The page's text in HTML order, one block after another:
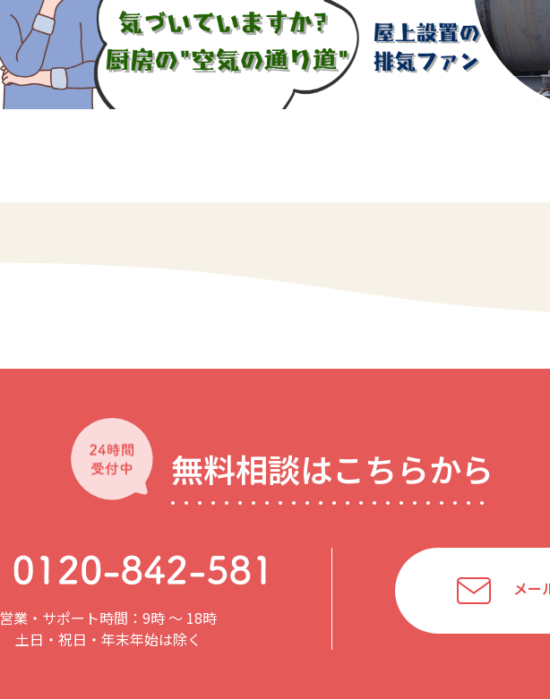
無料相談はこちらから
営業・サポート時間：9時 〜 18時
土日・祝日・年末年始は除く
メー